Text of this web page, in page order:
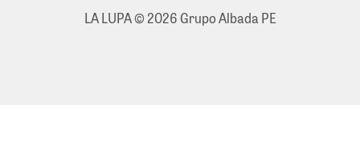
LA LUPA © 2026 Grupo Albada PE